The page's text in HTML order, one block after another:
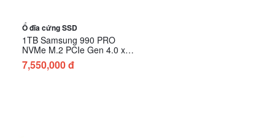
Ổ đĩa cứng SSD
1TB Samsung 990 PRO
NVMe M.2 PCIe Gen 4.0 x4
MZ-V9P1T0BW
7,550,000 đ